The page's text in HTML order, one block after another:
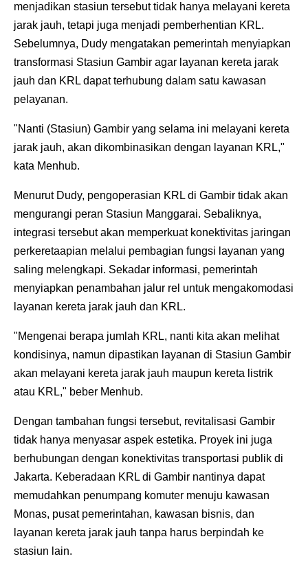
menjadikan stasiun tersebut tidak hanya melayani kereta
jarak jauh, tetapi juga menjadi pemberhentian KRL.
Sebelumnya, Dudy mengatakan pemerintah menyiapkan
transformasi Stasiun Gambir agar layanan kereta jarak
jauh dan KRL dapat terhubung dalam satu kawasan
pelayanan.
"Nanti (Stasiun) Gambir yang selama ini melayani kereta
jarak jauh, akan dikombinasikan dengan layanan KRL,"
kata Menhub.
Menurut Dudy, pengoperasian KRL di Gambir tidak akan
mengurangi peran Stasiun Manggarai. Sebaliknya,
integrasi tersebut akan memperkuat konektivitas jaringan
perkeretaapian melalui pembagian fungsi layanan yang
saling melengkapi. Sekadar informasi, pemerintah
menyiapkan penambahan jalur rel untuk mengakomodasi
layanan kereta jarak jauh dan KRL.
"Mengenai berapa jumlah KRL, nanti kita akan melihat
kondisinya, namun dipastikan layanan di Stasiun Gambir
akan melayani kereta jarak jauh maupun kereta listrik
atau KRL," beber Menhub.
Dengan tambahan fungsi tersebut, revitalisasi Gambir
tidak hanya menyasar aspek estetika. Proyek ini juga
berhubungan dengan konektivitas transportasi publik di
Jakarta. Keberadaan KRL di Gambir nantinya dapat
memudahkan penumpang komuter menuju kawasan
Monas, pusat pemerintahan, kawasan bisnis, dan
layanan kereta jarak jauh tanpa harus berpindah ke
stasiun lain.